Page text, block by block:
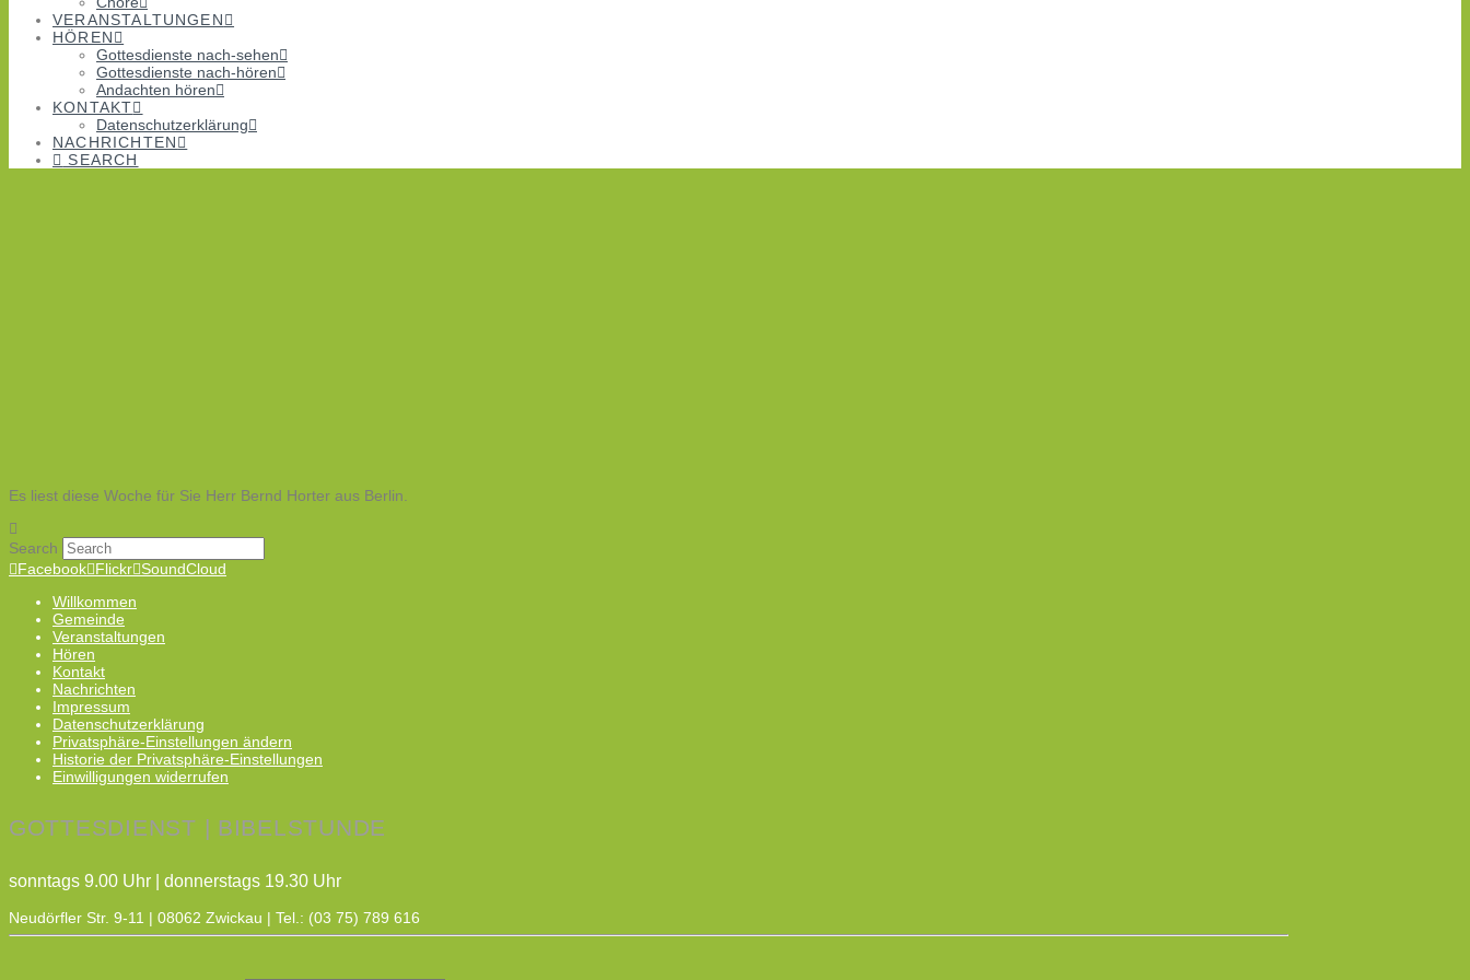
VERANSTALTUNGEN
HÖREN
Gottesdienste nach-sehen
Gottesdienste nach-hören
Andachten hören
KONTAKT
Datenschutzerklärung
NACHRICHTEN
SEARCH
Es liest diese Woche für Sie Herr Bernd Horter aus Berlin.
Search
Facebook Flickr SoundCloud
Willkommen
Gemeinde
Veranstaltungen
Hören
Kontakt
Nachrichten
Impressum
Datenschutzerklärung
Privatsphäre-Einstellungen ändern
Historie der Privatsphäre-Einstellungen
Einwilligungen widerrufen
GOTTESDIENST | BIBELSTUNDE
sonntags 9.00 Uhr | donnerstags 19.30 Uhr
Neudörfler Str. 9-11 | 08062 Zwickau | Tel.: (03 75) 789 616